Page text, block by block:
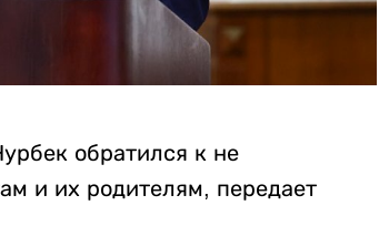
обратился к не
и их родителям, передает